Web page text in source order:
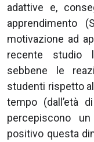
adattive e,
apprendimento
motivazione ad
recente studio
sebbene le
studenti rispetto
tempo (dall’età
percepiscono
positivo questa